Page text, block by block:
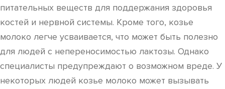
питательных веществ для поддержания здоровья
костей и нервной системы. Кроме того, козье
молоко легче усваивается, что может быть полезно
для людей с непереносимостью лактозы. Однако
специалисты предупреждают о возможном вреде. У
некоторых людей козье молоко может вызывать